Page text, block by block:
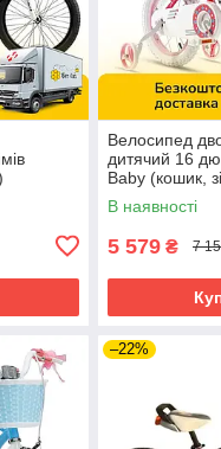
6
Велосипед
дитячий 16
Baby (кошик,
Stargirl
В наявності
5 579 ₴ 7
–22%